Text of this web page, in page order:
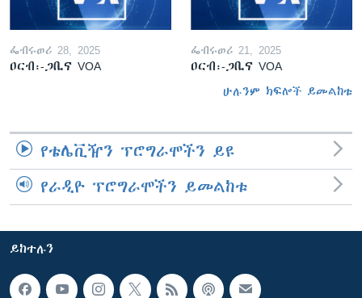
ፌብሩወሪ 28, 2025
ዐርብ፡-ጋቢና VOA
ፌብሩወሪ 21, 2025
ዐርብ፡-ጋቢና VOA
ሁሉንም ክፍሎች ይመልከቱ
የቴሌቪዥን ፕሮግራሞችን ይዩ
የራዲዮ ፕሮግራሞችን ይመልከቱ
ይከተሉን